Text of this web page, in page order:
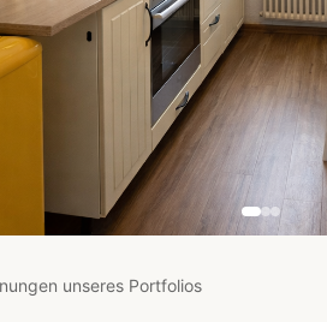
unseres Portfolios